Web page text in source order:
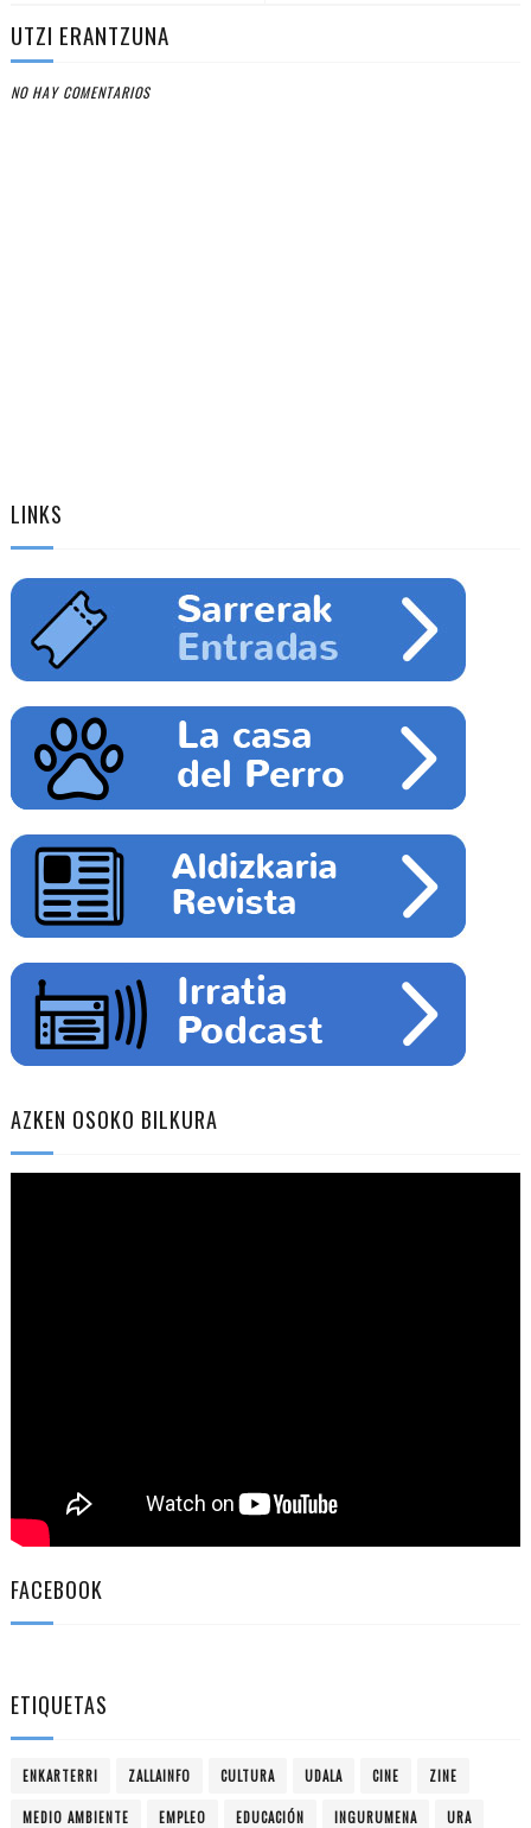
UTZI ERANTZUNA
NO HAY COMENTARIOS
LINKS
AZKEN OSOKO BILKURA
FACEBOOK
ETIQUETAS
ENKARTERRI ZALLAINFO CULTURA UDALA CINE ZINE
MEDIO AMBIENTE EMPLEO EDUCACIÓN INGURUMENA URA